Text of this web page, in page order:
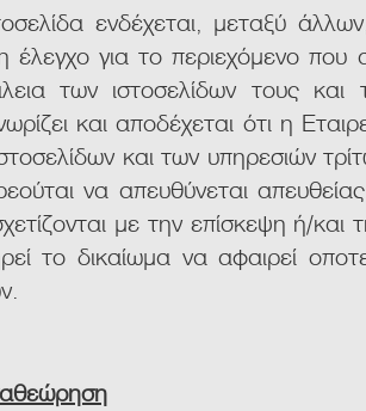
ενδέχεται, μεταξύ
έλεγχο για το περιεχόμενο που
των ιστοσελίδων τους και
και αποδέχεται ότι η
και των υπηρεσιών
να απευθύνεται
με την επίσκεψη ή/
το δικαίωμα να αφαιρεί